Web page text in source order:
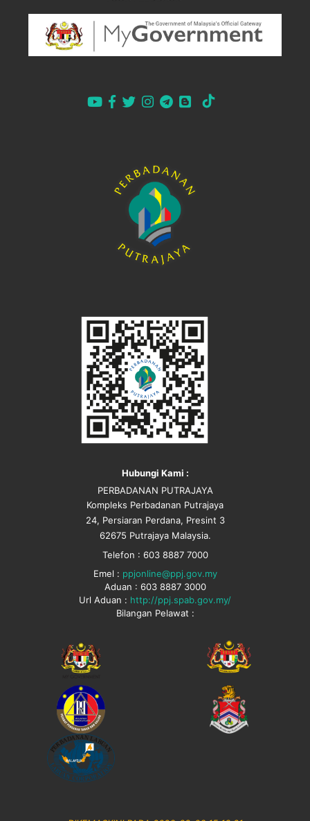
Hubungi Kami :
PERBADANAN PUTRAJAYA
Kompleks Perbadanan Putrajaya
24, Persiaran Perdana, Presint 3
62675 Putrajaya Malaysia.
Telefon : 603 8887 7000
Emel : ppjonline@ppj.gov.my
Aduan : 603 8887 3000
Url Aduan : http://ppj.spab.gov.my/
Bilangan Pelawat :